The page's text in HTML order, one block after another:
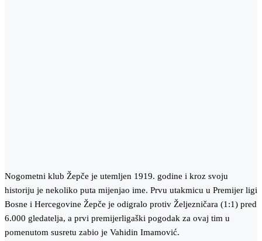
Nogometni klub Žepče je utemljen 1919. godine i kroz svoju
historiju je nekoliko puta mijenjao ime. Prvu utakmicu u Premijer ligi
Bosne i Hercegovine Žepče je odigralo protiv Željezničara (1:1) pred
6.000 gledatelja, a prvi premijerligaški pogodak za ovaj tim u
pomenutom susretu zabio je Vahidin Imamović.